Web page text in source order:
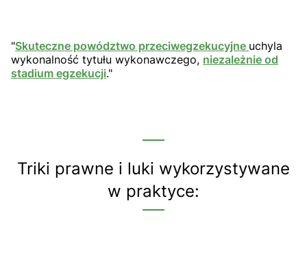
"Skuteczne powództwo przeciwegzekucyjne uchyla
wykonalność tytułu wykonawczego, niezależnie od
stadium egzekucji."
Triki prawne i luki wykorzystywane
w praktyce: